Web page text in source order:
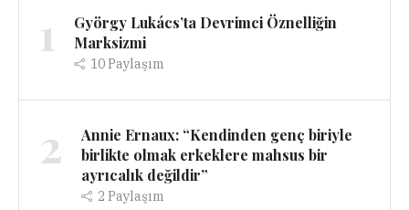
1
György Lukács’ta Devrimci Öznelliğin
Marksizmi
10Paylaşım
2
Annie Ernaux: “Kendinden genç biriyle
birlikte olmak erkeklere mahsus bir
ayrıcalık değildir”
2 Paylaşım